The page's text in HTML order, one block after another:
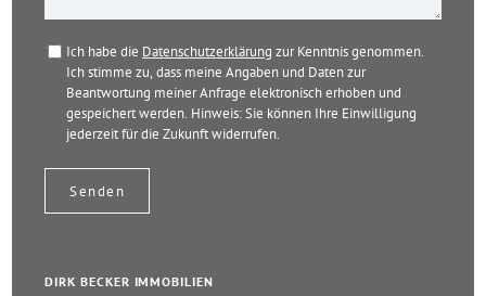
Ich habe die Datenschutzerklärung zur Kenntnis genommen.
Ich stimme zu, dass meine Angaben und Daten zur
Beantwortung meiner Anfrage elektronisch erhoben und
gespeichert werden. Hinweis: Sie können Ihre Einwilligung
jederzeit für die Zukunft widerrufen.
DIRK BECKER IMMOBILIEN